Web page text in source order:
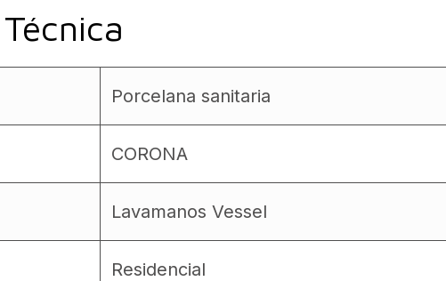
Porcelana sanitaria
CORONA
Lavamanos Vessel
Residencial